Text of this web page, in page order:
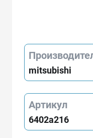
mitsubishi
Артикул
6402a216